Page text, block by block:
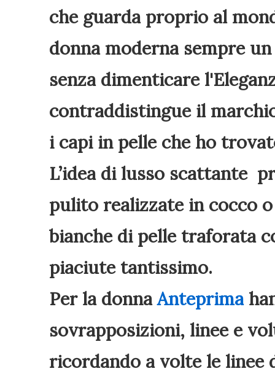
che guarda proprio al
donna moderna sempre
senza dimenticare
contraddistingue il
i capi in pelle che ho
L’idea di lusso scattante
pulito realizzate in cocco
bianche di pelle traforata
piaciute tantissimo.
Per la donnaAnteprima
sovrapposizioni, linee e
ricordando a volte le linee